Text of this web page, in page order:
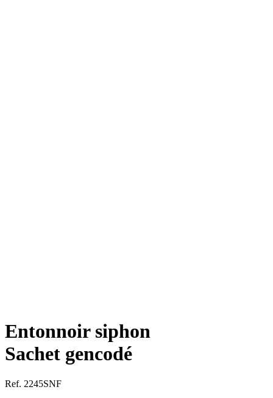
Entonnoir siphon
Sachet gencodé
Ref. 2245SNF